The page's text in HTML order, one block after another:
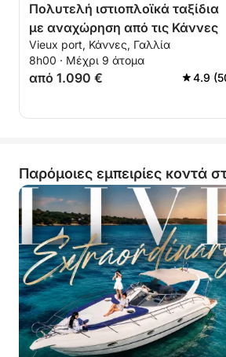
Πολυτελή ιστιοπλοϊκά ταξίδια
με αναχώρηση από τις Κάννες
Vieux port, Κάννες, Γαλλία
8h00 · Μέχρι 9 άτομα
από 1.090 € 4.9
Παρόμοιες εμπειρίες κοντά